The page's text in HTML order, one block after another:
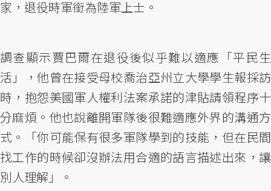
家，退役時軍銜為陸軍上士。
調查顯示賈巴爾在退役後似乎難以適應「平民生
活」，他曾在接受母校喬治亞州立大學學生報採訪
時，抱怨美國軍人權利法案承諾的津貼請領程序十
分麻煩。他也說離開軍隊後很難適應外界的溝通方
式。「你可能保有很多軍隊學到的技能，但在民間
找工作的時候卻沒辦法用合適的語言描述出來，讓
別人理解」。